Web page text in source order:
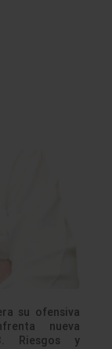
su ofensiva
nueva
Riesgos y